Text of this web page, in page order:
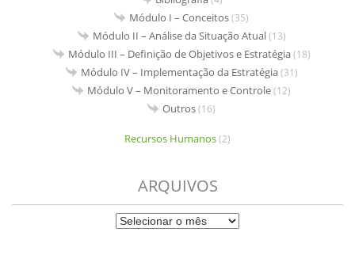
Módulo I – Conceitos(35)
Módulo II – Análise da Situação Atual(13)
Módulo III – Definição de Objetivos e Estratégia(18)
Módulo IV – Implementação da Estratégia(31)
Módulo V – Monitoramento e Controle(12)
Outros(16)
Recursos Humanos(2)
ARQUIVOS